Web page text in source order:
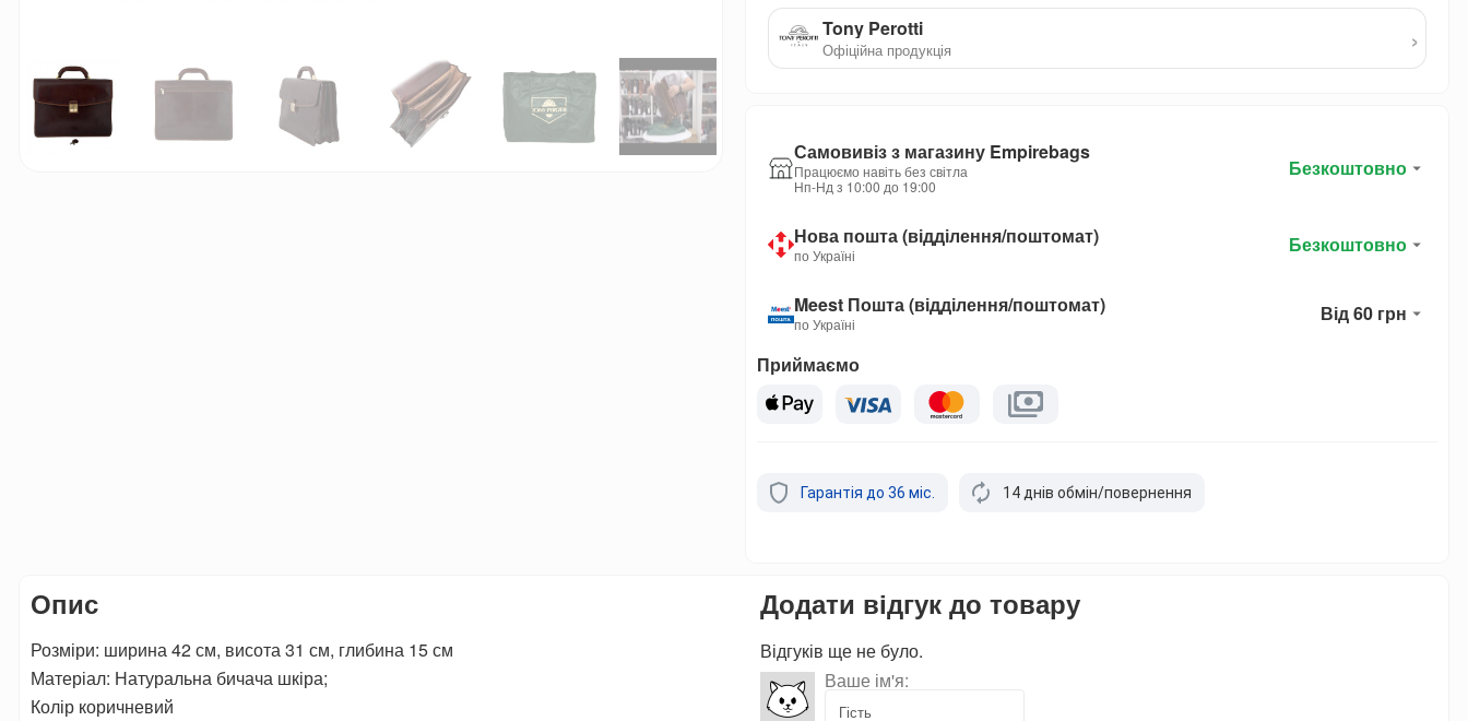
Tony Perotti
Офіційна продукція ›
Самовивіз з магазину Empirebags
Працюємо навіть без світла
Нп-Нд з 10:00 до 19:00
Безкоштовно
Нова пошта (відділення/поштомат)
по Україні Безкоштовно
Meest Пошта (відділення/поштомат)
по Україні Від 60 грн
Приймаємо
Гарантія до 36 міс. 14 днів обмін/повернення
Опис
Розміри: ширина 42 см, висота 31 см, глибина 15 см
Матеріал: Натуральна бичача шкіра;
Колір коричневий
Додати відгук до товару
Відгуків ще не було.
Ваше ім'я: